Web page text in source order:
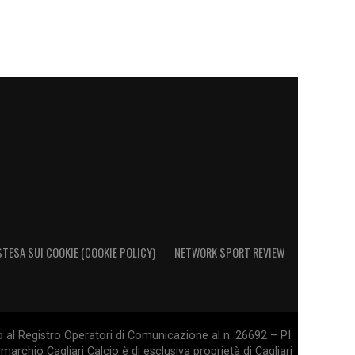
SUI COOKIE (COOKIE POLICY) NETWORK SPORT REVIEW
Registro Operatori di Comunicazione al n. 26692 – PI
Cagliari Calcio è di esclusiva proprietà di Cagliari